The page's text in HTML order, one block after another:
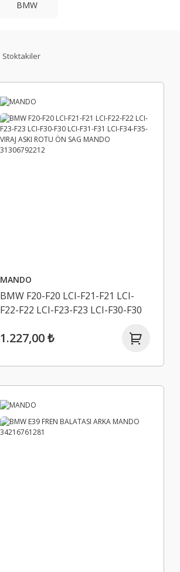
BMW
Stoktakiler
MANDO
BMW F20-F20 LCI-F21-F21 LCI-
F22-F22 LCI-F23-F23 LCI-F30-F30
ASKI ROTU ÖN SAG MANDO
1.227,00 ₺